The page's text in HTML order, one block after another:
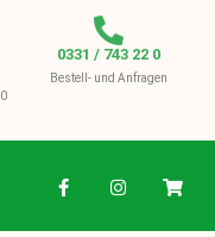
0331 / 743 22 0
Bestell- und Anfragen